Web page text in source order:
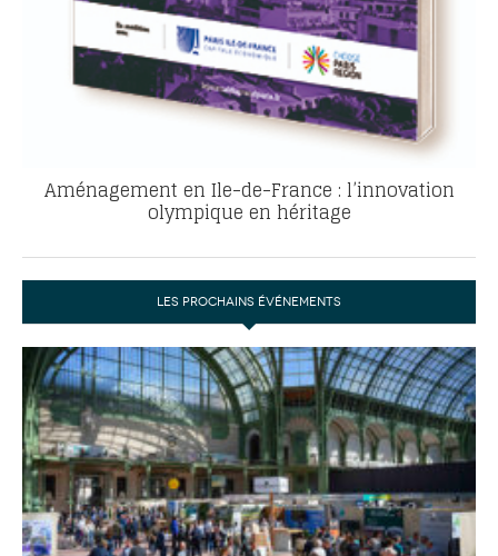
Aménagement en Ile-de-France : l’innovation
olympique en héritage
LES PROCHAINS ÉVÉNEMENTS